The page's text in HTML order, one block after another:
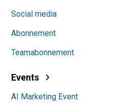
Social media
Abonnement
Teamabonnement
Events
AI Marketing Event